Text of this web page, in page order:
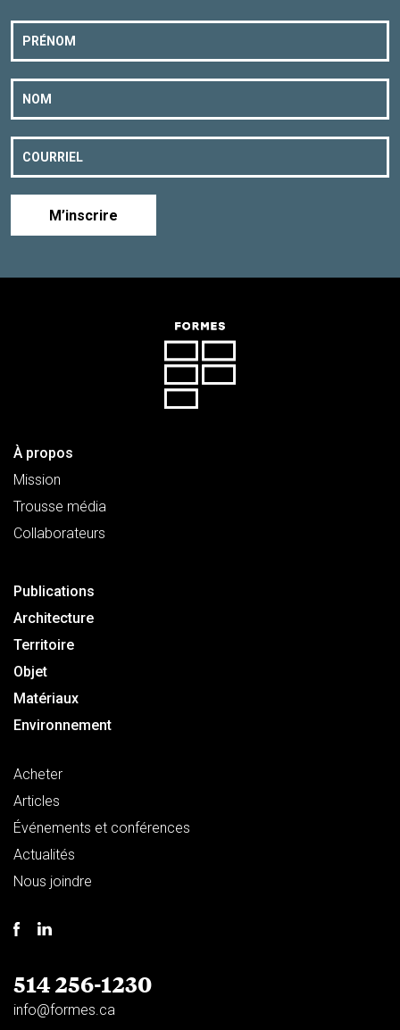
M’inscrire
À propos
Mission
Trousse média
Collaborateurs
Publications
Architecture
Territoire
Objet
Matériaux
Environnement
Acheter
Articles
Événements et conférences
Actualités
Nous joindre
514 256-1230
info@formes.ca